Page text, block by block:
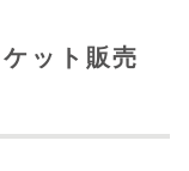
ット販売